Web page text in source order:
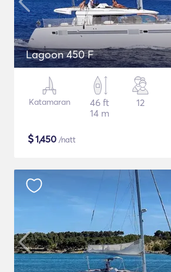
Lagoon 450 F
Katamaran
46 ft
14 m
12
$1,450 /natt